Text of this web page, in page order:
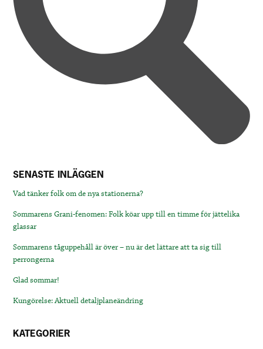
SENASTE INLÄGGEN
Vad tänker folk om de nya stationerna?
Sommarens Grani-fenomen: Folk köar upp till en timme för jättelika
glassar
Sommarens tåguppehåll är över – nu är det lättare att ta sig till
perrongerna
Glad sommar!
Kungörelse: Aktuell detaljplaneändring
KATEGORIER